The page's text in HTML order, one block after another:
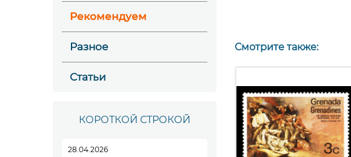
Рекомендуем
Разное
Статьи
КОРОТКОЙ СТРОКОЙ
28.04.2026
Смотрите также: